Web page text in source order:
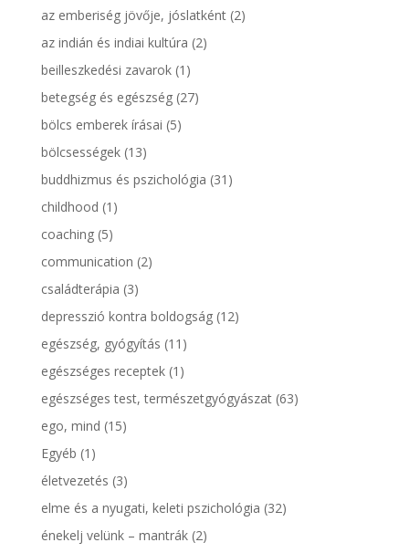
az emberiség jövője, jóslatként(2)
az indián és indiai kultúra (2)
beilleszkedési zavarok(1)
betegség és egészség(27)
bölcs emberek írásai (5)
bölcsességek(13)
buddhizmus és pszichológia (31)
childhood (1)
coaching(5)
communication (2)
családterápia (3)
depresszió kontra boldogság(12)
egészség, gyógyítás (11)
egészséges receptek(1)
egészséges test, természetgyógyászat(63)
ego, mind (15)
Egyéb (1)
életvezetés (3)
elme és a nyugati, keleti pszichológia (32)
énekelj velünk – mantrák(2)